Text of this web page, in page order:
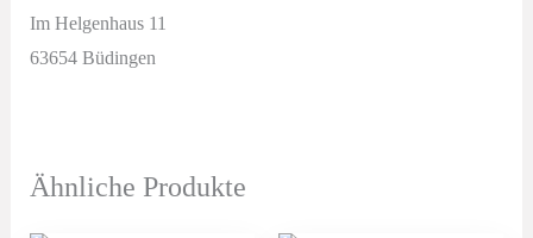
Im Helgenhaus 11
63654 Büdingen
Ähnliche Produkte